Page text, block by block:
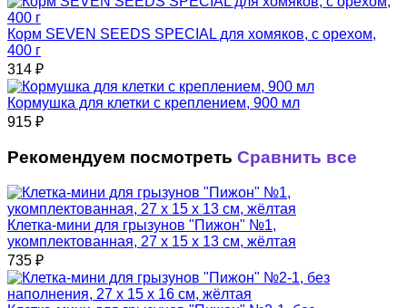
Корм SEVEN SEEDS SPECIAL для хомяков, с орехом,
400 г
314 ₽
Кормушка для клетки с креплением, 900 мл
915 ₽
Рекомендуем посмотреть Сравнить все
Клетка-мини для грызунов "Пижон" №1,
укомплектованная, 27 х 15 х 13 см, жёлтая
735 ₽